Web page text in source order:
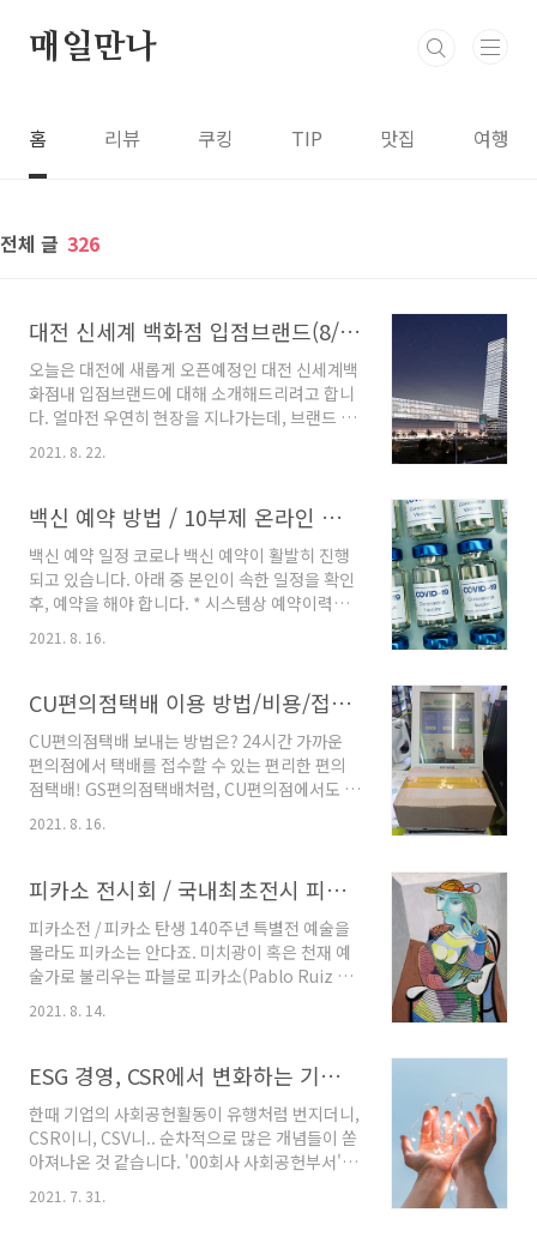
매일만나
홈 리뷰 쿠킹 TIP 맛집 여행
전체 글 326
대전 신세계 백화점 입점브랜드(8/22 업데이트)/오픈일 안내
오늘은 대전에 새롭게 오픈예정인 대전 신세계백
화점내 입점브랜드에 대해 소개해드리려고 합니
다. 얼마전 우연히 현장을 지나가는데, 브랜드 간
판이 이미 설치되고 막바지 오픈준비로 분주한
분위기가 느껴지더라구요. 충청권에서 영업면적,
대전권은 물론, 세종, 청주를 포함한 충청권 시민
점 위치 & 오픈일 대전 신세계백화점은 엑스포과
학공원 부지에 오픈할 예정입니다. 지하5층, 지
상 43층으로 엑스포과학공원 부지 내 사이언스
콤플렉스에 입점될 예정인데요, 쇼핑공간은 물론
마크가 될것 같네요. 대전 신세계 백화점은 현재
막바지 오픈준비..
2021. 8. 22.
백신 예약 방법 / 10부제 온라인 예약하기
백신 예약 일정 코로나 백신 예약이 활발히 진행
되고 있습니다. 아래 중 본인이 속한 일정을 확인
후, 예약을 해야 합니다. * 시스템상 예약이력이
없거나, 접종이력이 없는 분(대상확대) ○ (예약
기간 및 접종백신) 8.2.(월) 20시 ~ 8.18.(수) 18
8.9.(월) ~ 8.25.(수), 위탁의료기관 ○ (예약기
간/백신) 8.26.(목) ~ 9.30.(목) / 화이자 또는 모
더나 ○ (접종대상) 18~49세(주민등록상
‘72.1.1. ~’03.12.31. 출생) ※ 지자체 자율접종
등 타 대상군으로 기등록한 경우 제외 ○ (백신종
2021. 8. 16.
CU편의점택배 이용 방법/비용/접수 불가상품은?
CU편의점택배 보내는 방법은? 24시간 가까운
편의점에서 택배를 접수할 수 있는 편리한 편의
점택배! GS편의점택배처럼, CU편의점에서도 택
배 발송이 가능합니다. 나에게 가까운 편의점이
씨유라면, 성큼성큼 씨유로! 편의점을 쓱~ 훑어
갑니다. 위 사진처럼 무게를 잴 수 있는 기기인데
요. 최저 2,900원부터 무게에 따라 운임이 적용
됩니다. 기기 화면에서 ①회원접수/비회원접수
중 선택하고, ②중량을 측정 후, ③택배 보낼 물
건의 종류를 선택합니다. (포장이 부실할 경우,
택배접수가 거부될 수 있어요.) ④받는 사람의 정
인하고, 선불/착불 중 결제방법을 선택합니다. ⑥
입력한 ..
2021. 8. 16.
피카소 전시회 / 국내최초전시 피카소 그림은?
피카소전 / 피카소 탄생 140주년 특별전 예술을
몰라도 피카소는 안다죠. 미치광이 혹은 천재 예
술가로 불리우는 파블로 피카소(Pablo Ruiz y
남긴 피카소, (단일작가 미술관으로) 전세계에서
있는데요. 이곳의 소장품들이 국내 최초 단독전
시되는 전시회가 예술의 전당에서 진행되고 있어
관심을 갖게 되었습니다. 파리 국립피카소미술관
소장걸작전 'Picasso, Into the myth' | 예술의
전당 한가람미술관 | ~2021.8.29 피카소전, 피카
소 탄생 140주년 특별전 전시기간 ~2021.8.29
2021. 8. 14.
ESG 경영, CSR에서 변화하는 기업 사회공헌 방향은?
한때 기업의 사회공헌활동이 유행처럼 번지더니,
CSR이니, CSV니.. 순차적으로 많은 개념들이 쏟
아져나온 것 같습니다. '00회사 사회공헌부서' 이
를 보면서 실감했던 것 같아요. 2021년, 이제는
2021. 7. 31.